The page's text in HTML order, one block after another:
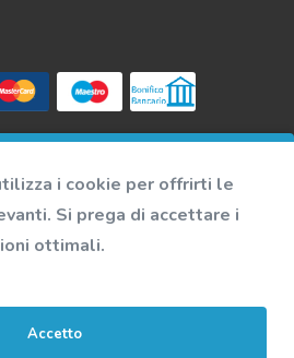
i cookie per offrirti le
Si prega di accettare i
ottimali.
Accetto